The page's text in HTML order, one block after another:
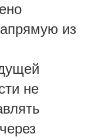
из
не